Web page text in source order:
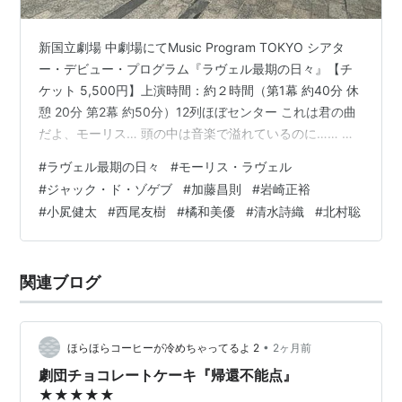
新国立劇場 中劇場にてMusic Program TOKYO シアタ
ー・デビュー・プログラム『ラヴェル最期の日々』【チ
ケット 5,500円】上演時間：約２時間（第1幕 約40分 休
憩 20分 第2幕 約50分）12列ほぼセンター これは君の曲
だよ、モーリス… 頭の中は音楽で溢れているのに…… 作
楽とダンスと演劇で描き出す www.t-bunka.jp とても良
かった。とても美しい上質な作品でした。ボレロで踊る
小尻さんに涙がじわぁーーと。 「ソナチネ」とか「ボレ
ロ」はじめ知っている曲はあってもジョゼフ・モーリ
#ラヴェル最期の日々 #モーリス・ラヴェル
#ジャック・ド・ゾゲブ #加藤昌則 #岩崎正裕
#小㞍健太 #西尾友樹 #橘和美優 #清水詩織 #北村聡
関連ブログ
ほらほらコーヒーが冷めちゃってるよ 2 • 2ヶ月前
劇団チョコレートケーキ『帰還不能点』
★★★★★